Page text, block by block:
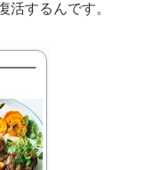
活するんです。